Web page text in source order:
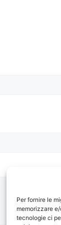
Per fornire le
memorizzare
tecnologie ci